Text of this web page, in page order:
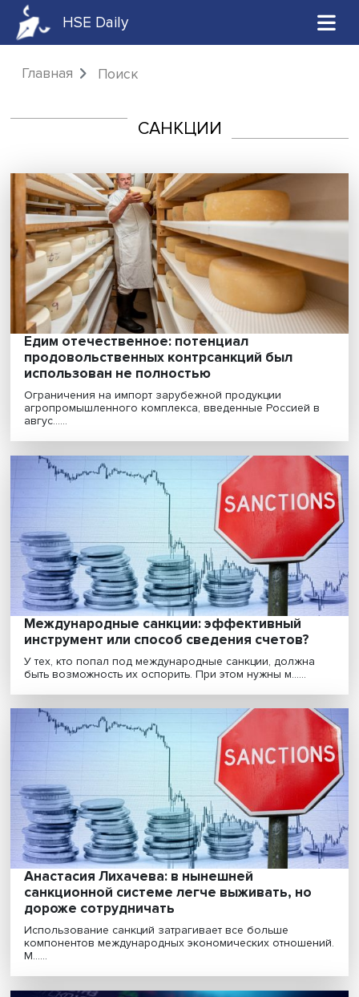
HSE Daily
Главная
Едим отечественное: потенциал
продовольственных контрсанкций был
использован не полностью
Ограничения на импорт зарубежной продукции
агропромышленного комплекса, введенные
авгус......
Международные санкции: эффективный
инструмент или способ сведения счетов?
У тех, кто попал под международные санкции,
быть возможность их оспорить. При этом нужны м......